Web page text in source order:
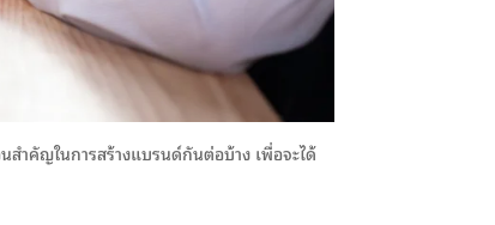
ำคัญในการสร้างแบรนด์กันต่อบ้าง เพื่อจะได้